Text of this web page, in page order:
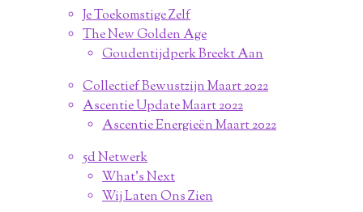
Je Toekomstige Zelf
The New Golden Age
Goudentijdperk Breekt Aan
Collectief Bewustzijn Maart 2022
Ascentie Update Maart 2022
Ascentie Energieën Maart 2022
5d Netwerk
What's Next
Wij Laten Ons Zien